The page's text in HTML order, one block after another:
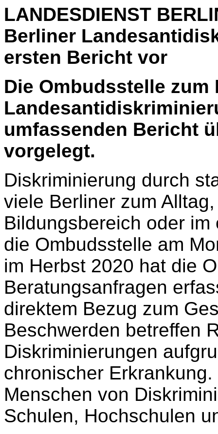
LANDESDIENST
Berliner
ersten Bericht vor
Die Ombudsstelle zum
umfassenden Bericht
vorgelegt.
Diskriminierung durch
viele Berliner zum
Bildungsbereich oder
die Ombudsstelle am
im Herbst 2020 hat die
Beratungsanfragen
direktem Bezug zum
Beschwerden betreffen
Diskriminierungen
chronischer
Menschen von
Schulen, Hochschulen